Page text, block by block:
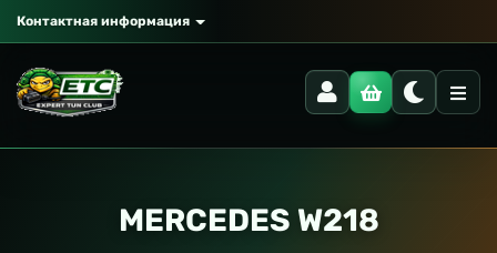
Контактная информация
MERCEDES W218